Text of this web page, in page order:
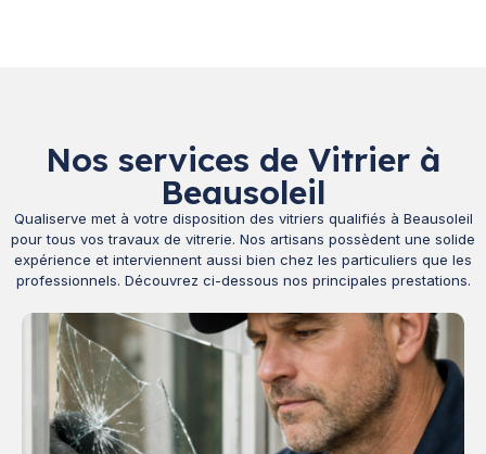
Nos services de Vitrier à
Beausoleil
Qualiserve met à votre disposition des vitriers qualifiés à Beausoleil
pour tous vos travaux de vitrerie. Nos artisans possèdent une solide
expérience et interviennent aussi bien chez les particuliers que les
professionnels. Découvrez ci-dessous nos principales prestations.